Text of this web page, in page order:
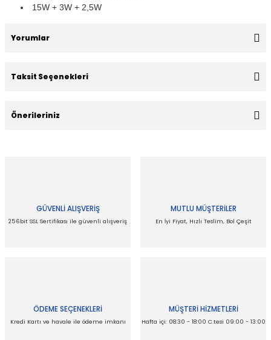
15W + 3W + 2,5W
Yorumlar
Taksit Seçenekleri
Önerileriniz
Ürün resmi kalitesiz, bozuk veya görüntülenemiyor.
GÜVENLİ ALIŞVERİŞ
256bit SSL Sertifikası ile güvenli alışveriş
MUTLU MÜŞTERİLER
En İyi Fiyat, Hızlı Teslim, Bol Çeşit
ÖDEME SEÇENEKLERİ
Kredi Kartı ve havale ile ödeme imkanı
MÜŞTERİ HİZMETLERİ
Hafta içi: 08:30 - 18:00 C.tesi 09:00 - 13:00